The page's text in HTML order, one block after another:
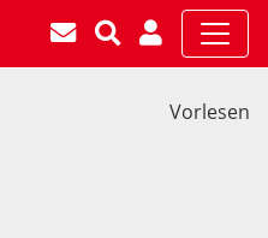
Vorlesen